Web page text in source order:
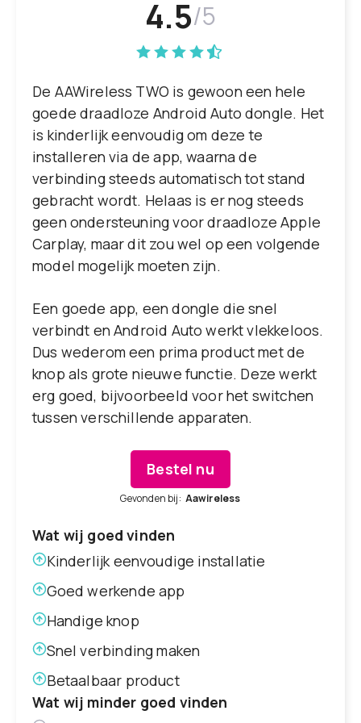
4.5/5
De AAWireless TWO is gewoon een hele
goede draadloze Android Auto dongle. Het
is kinderlijk eenvoudig om deze te
installeren via de app, waarna de
verbinding steeds automatisch tot stand
gebracht wordt. Helaas is er nog steeds
geen ondersteuning voor draadloze Apple
Carplay, maar dit zou wel op een volgende
model mogelijk moeten zijn.
Een goede app, een dongle die snel
verbindt en Android Auto werkt vlekkeloos.
Dus wederom een prima product met de
knop als grote nieuwe functie. Deze werkt
erg goed, bijvoorbeeld voor het switchen
tussen verschillende apparaten.
Bestel nu
Gevonden bij: Aawireless
Wat wij goed vinden
Kinderlijk eenvoudige installatie
Goed werkende app
Handige knop
Snel verbinding maken
Betaalbaar product
Wat wij minder goed vinden